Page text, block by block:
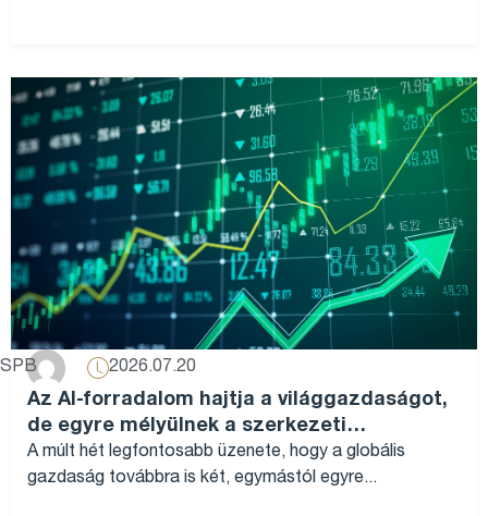
SPB 2026.07.20
Az AI-forradalom hajtja a világgazdaságot,
de egyre mélyülnek a szerkezeti
különbségek...
A múlt hét legfontosabb üzenete, hogy a globális
gazdaság továbbra is két, egymástól egyre...